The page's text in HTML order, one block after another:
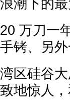
浪潮下的最
20 万刀一
手铐、另
湾区硅谷
致地惊人